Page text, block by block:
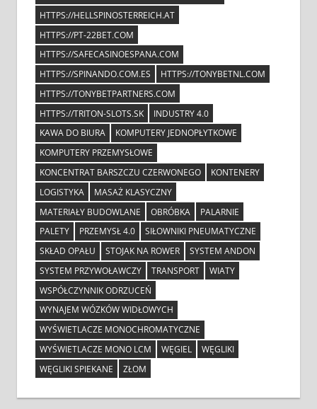
HTTPS://HELLSPINOSTERREICH.AT
HTTPS://PT-22BET.COM
HTTPS://SAFECASINOESPANA.COM
HTTPS://SPINANDO.COM.ES
HTTPS://TONYBETNL.COM
HTTPS://TONYBETPARTNERS.COM
HTTPS://TRITON-SLOTS.SK
INDUSTRY 4.0
KAWA DO BIURA
KOMPUTERY JEDNOPŁYTKOWE
KOMPUTERY PRZEMYSŁOWE
KONCENTRAT BARSZCZU CZERWONEGO
KONTENERY
LOGISTYKA
MASAŻ KLASYCZNY
MATERIAŁY BUDOWLANE
OBRÓBKA
PALARNIE
PALETY
PRZEMYSŁ 4.0
SIŁOWNIKI PNEUMATYCZNE
SKŁAD OPAŁU
STOJAK NA ROWER
SYSTEM ANDON
SYSTEM PRZYWOŁAWCZY
TRANSPORT
WIATY
WSPÓŁCZYNNIK ODRZUCEŃ
WYNAJEM WÓZKÓW WIDŁOWYCH
WYŚWIETLACZE MONOCHROMATYCZNE
WYŚWIETLACZE MONO LCM
WĘGIEL
WĘGLIKI
WĘGLIKI SPIEKANE
ZŁOM